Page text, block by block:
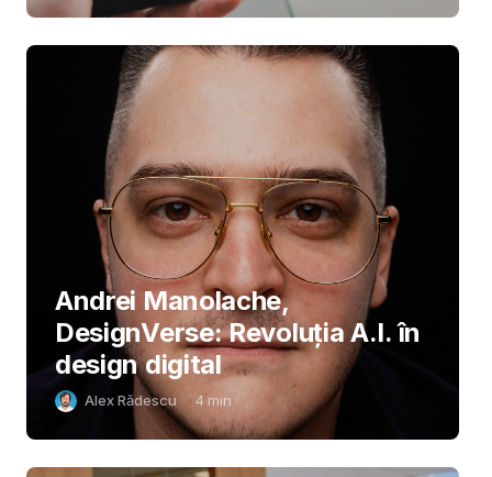
Andrei Manolache,
DesignVerse: Revoluția A.I. în
design digital
Alex Rădescu 4 min